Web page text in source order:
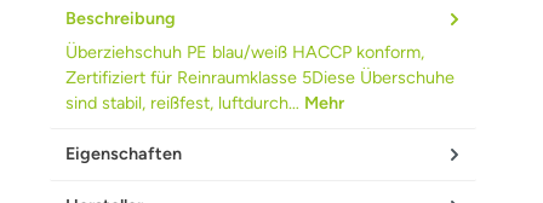
Beschreibung
Überziehschuh PE blau/weiß HACCP konform,
Zertifiziert für Reinraumklasse 5Diese Überschuhe
sind stabil, reißfest, luftdurch… Mehr
Eigenschaften